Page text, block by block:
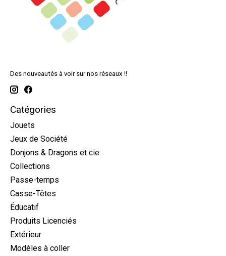
Des nouveautés à voir sur nos réseaux !!
Catégories
Jouets
Jeux de Société
Donjons & Dragons et cie
Collections
Passe-temps
Casse-Têtes
Éducatif
Produits Licenciés
Extérieur
Modèles à coller